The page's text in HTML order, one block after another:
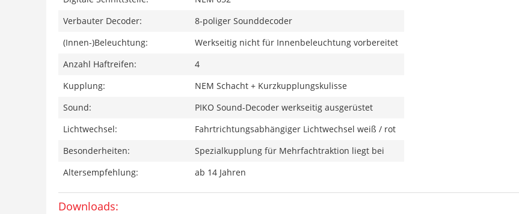
Verbauter Decoder:
8-poliger Sounddecoder
(Innen-)Beleuchtung:
Werkseitig nicht für Innenbeleuchtung vorbereitet
Anzahl Haftreifen:
4
Kupplung:
NEM Schacht + Kurzkupplungskulisse
Sound:
PIKO Sound-Decoder werkseitig ausgerüstet
Lichtwechsel:
Fahrtrichtungsabhängiger Lichtwechsel weiß / rot
Besonderheiten:
Spezialkupplung für Mehrfachtraktion liegt bei
Altersempfehlung:
ab 14 Jahren
Downloads: